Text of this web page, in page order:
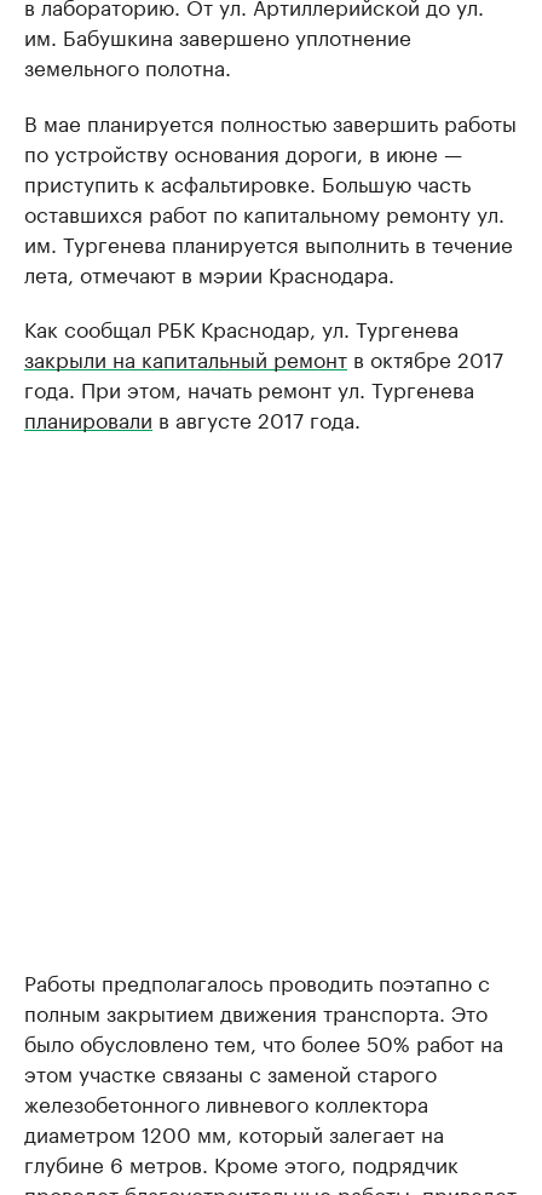
им. Бабушкина завершено уплотнение
земельного полотна.
В мае планируется полностью завершить работы
по устройству основания дороги, в июне —
приступить к асфальтировке. Большую часть
оставшихся работ по капитальному ремонту ул.
им. Тургенева планируется выполнить в течение
лета, отмечают в мэрии Краснодара.
Как сообщал РБК Краснодар, ул. Тургенева
закрыли на капитальный ремонт в октябре 2017
года. При этом, начать ремонт ул. Тургенева
планировали в августе 2017 года.
Работы предполагалось проводить поэтапно с
полным закрытием движения транспорта. Это
было обусловлено тем, что более 50% работ на
этом участке связаны с заменой старого
железобетонного ливневого коллектора
диаметром 1200 мм, который залегает на
глубине 6 метров. Кроме этого, подрядчик